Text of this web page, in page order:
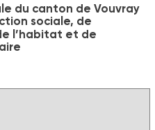
du canton de Vouvray
sociale, de
l’habitat et de